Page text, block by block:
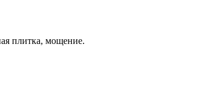
плитка, мощение.